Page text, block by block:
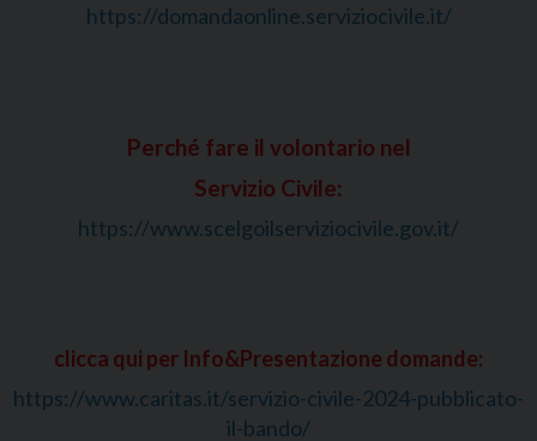
https://domandaonline.serviziocivile.it/
Perché fare il volontario nel
Servizio Civile:
https://www.scelgoilserviziocivile.gov.it/
clicca qui per Info&Presentazione domande:
https://www.caritas.it/servizio-civile-2024-pubblicato-
il-bando/